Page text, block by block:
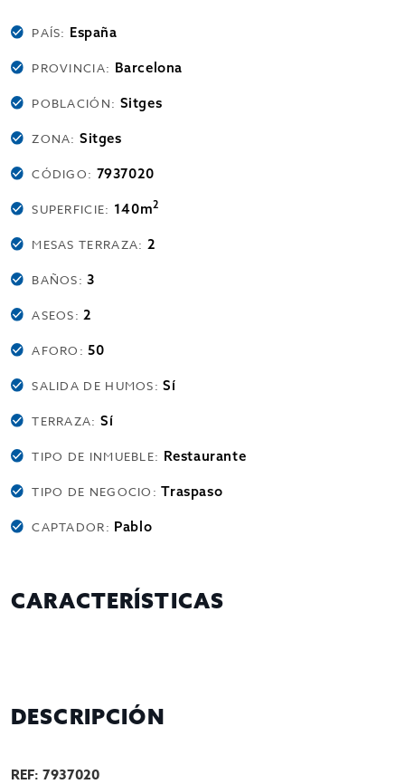
PAÍS: España
PROVINCIA: Barcelona
POBLACIÓN: Sitges
ZONA:Sitges
CÓDIGO: 7937020
SUPERFICIE: 140m2
MESAS TERRAZA: 2
BAÑOS:3
ASEOS:2
AFORO:50
SALIDA DE HUMOS:Sí
TERRAZA: Sí
TIPO DE INMUEBLE: Restaurante
TIPO DE NEGOCIO:Traspaso
CAPTADOR: Pablo
CARACTERÍSTICAS
DESCRIPCIÓN
REF: 7937020